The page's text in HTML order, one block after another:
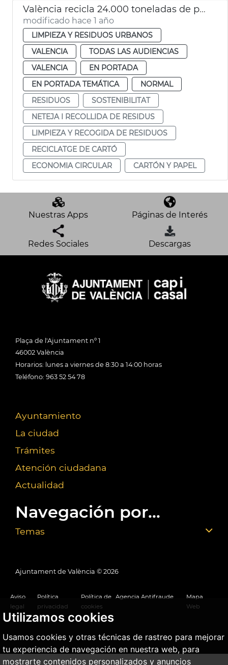
Utilizamos cookies
Usamos cookies y otras técnicas de rastreo para mejorar
tu experiencia de navegación en nuestra web, para
mostrarte contenidos personalizados y anuncios
València recicla 24.000 toneladas de papel y cartón al año
modificado hace 1 año
LIMPIEZA Y RESIDUOS URBANOS
VALENCIA
TODAS LAS AUDIENCIAS
VALENCIA
EN PORTADA
EN PORTADA TEMÁTICA
NORMAL
RESIDUOS
SOSTENIBILITAT
NETEJA I RECOLLIDA DE RESIDUS
LIMPIEZA Y RECOGIDA DE RESIDUOS
RECICLATGE DE CARTÓ
ECONOMIA CIRCULAR
CARTÓN Y PAPEL
Nuestras Apps Páginas de Interés
Redes Sociales Descargas
Plaça de l'Ajuntament nº 1
46002 València
Horarios: lunes a viernes de 8:30 a 14:00 horas
Teléfono: 963 52 54 78
Ayuntamiento
La ciudad
Trámites
Atención ciudadana
Actualidad
Navegación por...
Temas
Ajuntament de València © 2026
Aviso
legal
Política
privacidad
Política de
cookies
Agencia Antifraude
Mapa
Web